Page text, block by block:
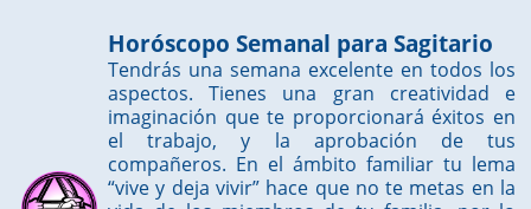
Horóscopo Semanal para Sagitario
Tendrás una semana excelente en todos los
aspectos. Tienes una gran creatividad e
imaginación que te proporcionará éxitos en
el trabajo, y la aprobación de tus
compañeros. En el ámbito familiar tu lema
“vive y deja vivir” hace que no te metas en la